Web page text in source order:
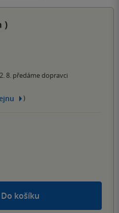
)
8. předáme dopravci
)
Do košíku